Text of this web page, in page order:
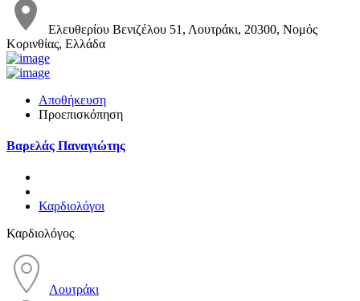
Ελευθερίου Βενιζέλου 51, Λουτράκι, 20300, Νομός
Κορινθίας, Ελλάδα
Αποθήκευση
Προεπισκόπηση
Βαρελάς Παναγιώτης
Καρδιολόγοι
Καρδιολόγος
Λουτράκι